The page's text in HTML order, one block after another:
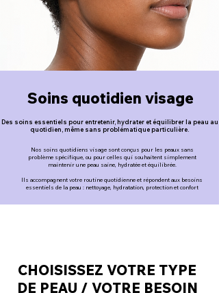
Soins quotidien visage
Des soins essentiels pour entretenir, hydrater et équilibrer la peau au
quotidien, même sans problématique particulière.
Nos soins quotidiens visage sont conçus pour les peaux sans
problème spécifique, ou pour celles qui souhaitent simplement
maintenir une peau saine, hydratée et équilibrée.
Ils accompagnent votre routine quotidienne et répondent aux besoins
essentiels de la peau : nettoyage, hydratation, protection et confort
CHOISISSEZ VOTRE TYPE
DE PEAU / VOTRE BESOIN